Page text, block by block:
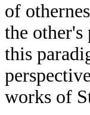
of
the
this
works of